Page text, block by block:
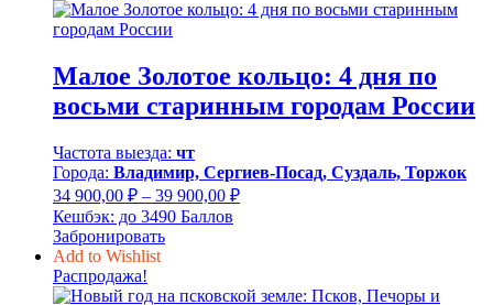
Малое Золотое кольцо: 4 дня по
восьми старинным городам России
Частота выезда: чт
Города: Владимир, Сергиев-Посад, Суздаль, Торжок
34 900,00 ₽ – 39 900,00 ₽Диапазон
39
Кешбэк: до 3490 Баллов
Забронировать
Add to Wishlist
Распродажа!